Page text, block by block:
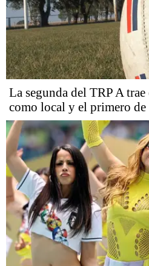
La segunda del TRP A
como local y el primero